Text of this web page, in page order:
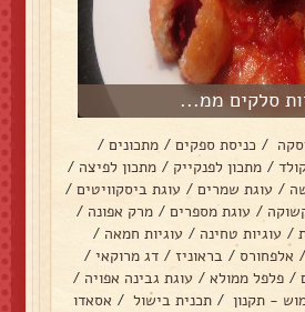
סלקים ממ...
/ כניסת ספקים / מתכונים /
/ מתכון לפנקייק / מתכון לפיצה /
/ עוגת שמרים / עוגת ביסקוויטים /
/ עוגת מספרים / מרק אפונה /
/ עוגיות טחינה / עוגיות חמאה /
/ אלפחורס / בראוניז / דג מרוקאי /
/ פלפל ממולא / עוגת גבינה אפויה /
- תקנון / תכנית בישול / אסאדו